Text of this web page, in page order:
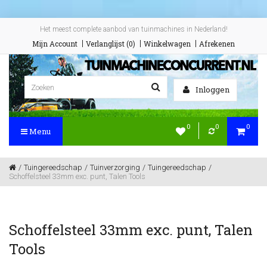
Het meest complete aanbod van tuinmachines in Nederland!
Mijn Account Verlanglijst (0) Winkelwagen Afrekenen
Inloggen
0 0 0
Menu
Tuingereedschap Tuinverzorging
Tuingereedschap
Schoffelsteel 33mm exc. punt, Talen Tools
Schoffelsteel 33mm exc. punt, Talen
Tools